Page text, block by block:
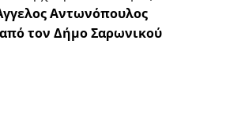
Αντωνόπουλος
τον Δήμο Σαρωνικού